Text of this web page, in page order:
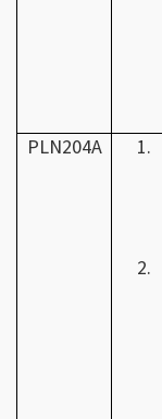
PLN204A